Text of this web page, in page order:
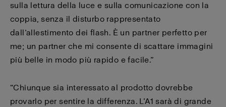
sulla lettura della luce e sulla comunicazione con la
coppia, senza il disturbo rappresentato
dall’allestimento dei flash. È un partner perfetto per
me; un partner che mi consente di scattare immagini
più belle in modo più rapido e facile.”
“Chiunque sia interessato al prodotto dovrebbe
provarlo per sentire la differenza. L’A1 sarà di grande